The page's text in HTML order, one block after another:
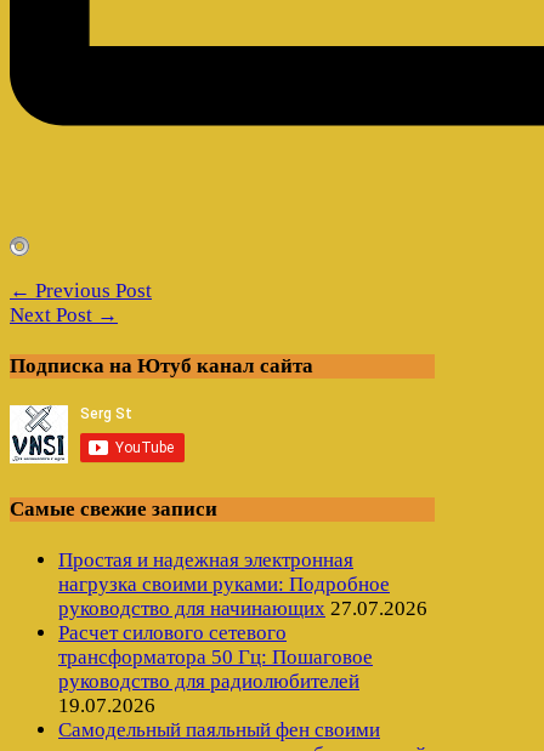
← Previous Post
Next Post →
Подписка на Ютуб канал сайта
Самые свежие записи
Простая и надежная электронная
нагрузка своими руками: Подробное
руководство для начинающих 27.07.2026
Расчет силового сетевого
трансформатора 50 Гц: Пошаговое
руководство для радиолюбителей
19.07.2026
Самодельный паяльный фен своими